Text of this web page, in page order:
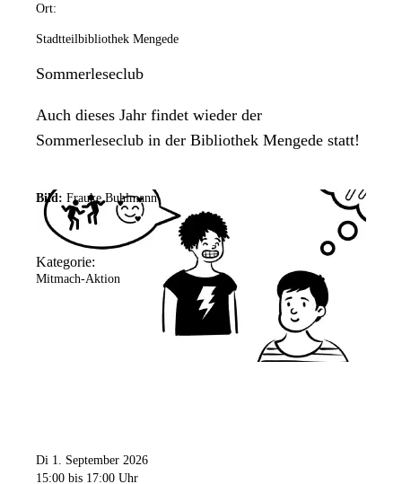
Ort:
Stadtteilbibliothek Mengede
Sommerleseclub
Auch dieses Jahr findet wieder der
Sommerleseclub in der Bibliothek Mengede statt!
Bild: Frauke Buhlmann
Kategorie:
Mitmach-Aktion
Di 1. September 2026
15:00 bis 17:00 Uhr